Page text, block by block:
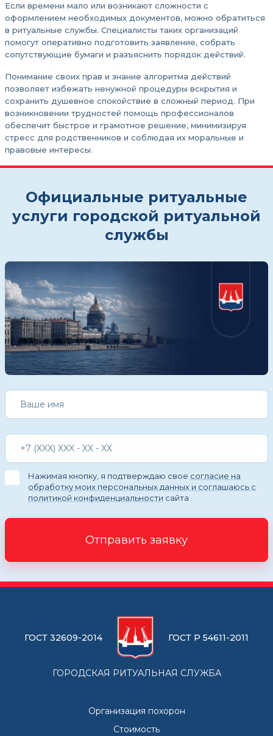
Если времени мало или возникают сложности с
оформлением необходимых документов, можно обратиться
в ритуальные службы. Специалисты таких организаций
помогут оперативно подготовить заявление, собрать
сопутствующие бумаги и разъяснить порядок действий.
Понимание своих прав и знание алгоритма действий
позволяет избежать ненужной процедуры вскрытия и
сохранить душевное спокойствие в сложный период. При
возникновении трудностей помощь профессионалов
обеспечит быстрое и грамотное решение, минимизируя
стресс для родственников и соблюдая их моральные и
правовые интересы.
Официальные ритуальные
услуги городской ритуальной
службы
Нажимая кнопку, я подтверждаю свое согласие на
обработку моих персональных данных и соглашаюсь с
политикой конфиденциальности сайта
Отправить заявку
ГОСТ 32609-2014 ГОСТ Р 54611-2011
ГОРОДСКАЯ РИТУАЛЬНАЯ СЛУЖБА
Организация похорон
Стоимость